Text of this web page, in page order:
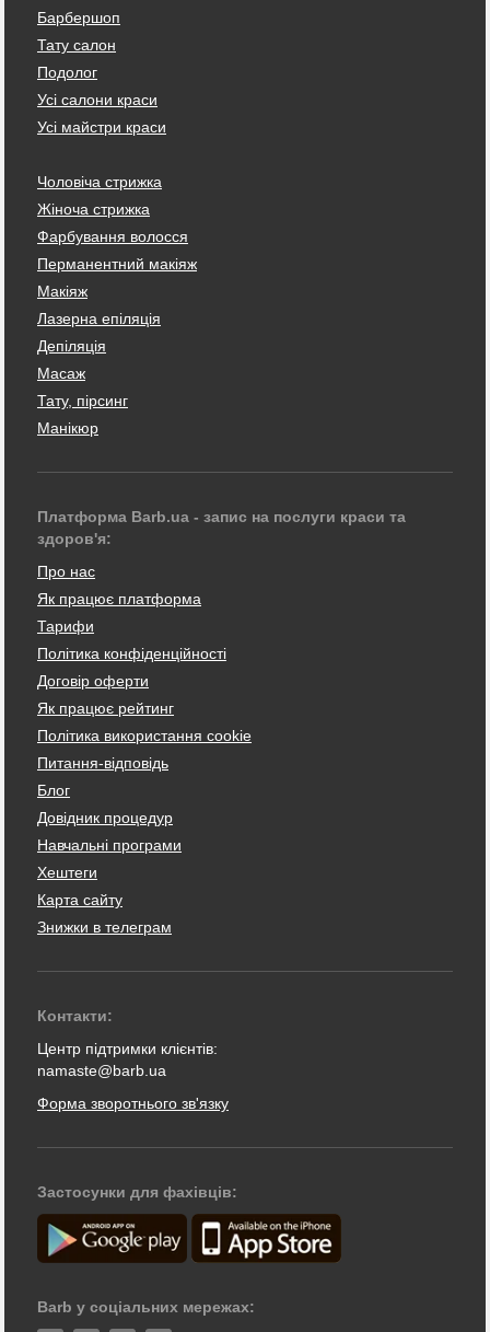
Барбершоп
Тату салон
Подолог
Усі салони краси
Усі майстри краси
Чоловіча стрижка
Жіноча стрижка
Фарбування волосся
Перманентний макіяж
Макіяж
Лазерна епіляція
Депіляція
Масаж
Тату, пірсинг
Манікюр
Платформа Barb.ua - запис на послуги краси та
здоров'я:
Про нас
Як працює платформа
Тарифи
Політика конфіденційності
Договір оферти
Як працює рейтинг
Політика використання cookie
Питання-відповідь
Блог
Довідник процедур
Навчальні програми
Хештеги
Карта сайту
Знижки в телеграм
Контакти:
Центр підтримки клієнтів:
namaste@barb.ua
Форма зворотнього зв'язку
Застосунки для фахівців:
Barb у соціальних мережах: